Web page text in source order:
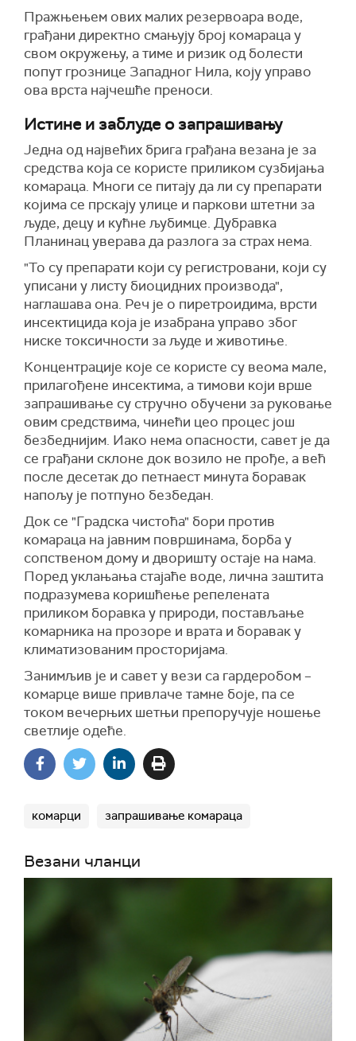
Пражњењем ових малих резервоара воде,
грађани директно смањују број комараца у
свом окружењу, а тиме и ризик од болести
попут грознице Западног Нила, коју управо
ова врста најчешће преноси.
Истине и заблуде о запрашивању
Једна од највећих брига грађана везана је за
средства која се користе приликом сузбијања
комараца. Многи се питају да ли су препарати
којима се прскају улице и паркови штетни за
људе, децу и кућне љубимце. Дубравка
Планинац уверава да разлога за страх нема.
"То су препарати који су регистровани, који су
уписани у листу биоцидних производа",
наглашава она. Реч је о пиретроидима, врсти
инсектицида која је изабрана управо због
ниске токсичности за људе и животиње.
Концентрације које се користе су веома мале,
прилагођене инсектима, а тимови који врше
запрашивање су стручно обучени за руковање
овим средствима, чинећи цео процес још
безбеднијим. Иако нема опасности, савет је да
се грађани склоне док возило не прође, а већ
после десетак до петнаест минута боравак
напољу је потпуно безбедан.
Док се "Градска чистоћа" бори против
комараца на јавним површинама, борба у
сопственом дому и дворишту остаје на нама.
Поред уклањања стајаће воде, лична заштита
подразумева коришћење репелената
приликом боравка у природи, постављање
комарника на прозоре и врата и боравак у
климатизованим просторијама.
Занимљив је и савет у вези са гардеробом –
комарце више привлаче тамне боје, па се
током вечерњих шетњи препоручује ношење
светлије одеће.
комарци запрашивање комараца
Везани чланци